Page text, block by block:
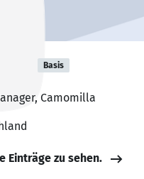
Basis
Camomilla
Einträge zu sehen.